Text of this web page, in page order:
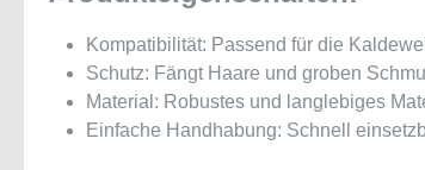
Kompatibilität: Passend für die
Schutz: Fängt Haare und groben
Material: Robustes und langlebiges
Einfache Handhabung: Schnell